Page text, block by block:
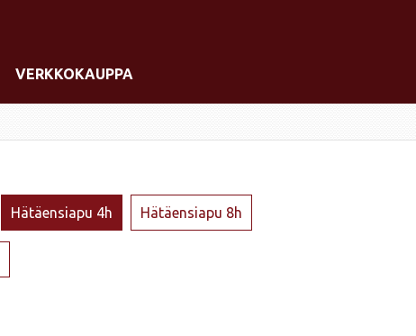
VERKKOKAUPPA
Hätäensiapu 4h Hätäensiapu 8h